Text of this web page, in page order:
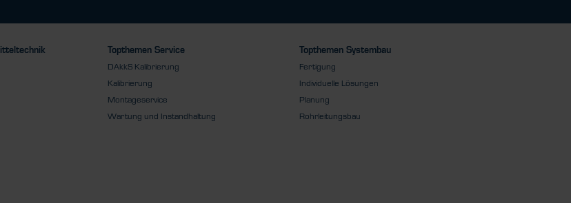
Topthemen Service
DAkkS Kalibrierung
Kalibrierung
Montageservice
Wartung und Instandhaltung
Topthemen Systembau
Fertigung
Individuelle Lösungen
Planung
Rohrleitungsbau